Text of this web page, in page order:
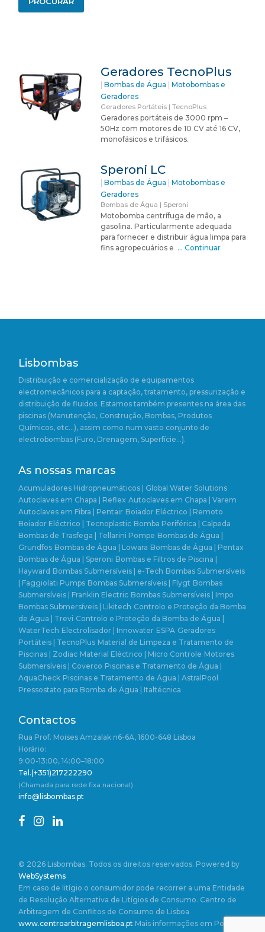
Geradores TecnoPlus
| Bombas de Água | Motobombas e
Geradores
Geradores Portáteis | TecnoPlus
Geradores portáteis de 3000 rpm –
50Hz com motores de 10 CV até 16 CV,
monofásicos e trifásicos.
Speroni LC
| Bombas de Água | Motobombas e
Geradores
Bombas de Água | Speroni
Motobomba centrífuga de mão, a
gasolina. Particularmente adequada
para fornecer e distribuir água limpa para
fins agropecuários e … Continuar
Lisbombas
Distribuição e comercialização de equipamentos
electromecânicos para a captação, tratamento, pressurização e
distribuição de fluidos. Estamos também presentes na área das
piscinas (Manutenção, Construção, Bombas, Produtos
Químicos, etc…), assim como num vasto conjunto de
electrobombas (Furo, Drenagem, Superfície…).
As nossas marcas
Acumuladores Hidropneumáticos | Global Water Solutions
Autoclaves em Chapa | Reflex Autoclaves em Chapa | Varem
Autoclaves em Fibra | Pentair Boiador Eléctrico | Remoto
Boiador Eléctrico | Tecnoplastic Bomba Periférica | Calpeda
Bombas de Trasfega | Tellarini Pompe Bombas de Água |
Grundfos Bombas de Água | Lowara Bombas de Água | Pentax
Bombas de Água | Speroni Bombas e Filtros de Piscina |
Hayward Bombas Submersíveis | e-Tech Bombas Submersíveis
| Faggiolati Pumps Bombas Submersíveis | Flygt Bombas
Submersíveis | Franklin Electric Bombas Submersíveis | Impo
Bombas Submersíveis | Likitech Controlo e Proteção da Bomba
de Água | Trevi Controlo e Proteção da Bomba de Água |
WaterTech Electrolisador | Innowater ESPA Geradores
Portáteis | TecnoPlus Material de Limpeza e Tratamento de
Piscinas | Zodiac Material Eléctrico | Micro Controle Motores
Submersíveis | Coverco Piscinas e Tratamento de Água |
AquaCheck Piscinas e Tratamento de Água | AstralPool
Pressostato para Bomba de Água | Italtécnica
Contactos
Rua Prof. Moises Amzalak n6-6A, 1600-648 Lisboa
Horário:
9:00-13:00, 14:00–18:00
Tel.(+351)217222290
(Chamada para rede fixa nacional)
info@lisbombas.pt
© 2026 Lisbombas. Todos os direitos reservados. Powered by
WebSystems
Em caso de litígio o consumidor pode recorrer a uma Entidade
de Resolução Alternativa de Litígios de Consumo. Centro de
Arbitragem de Conflitos de Consumo de Lisboa
www.centroarbitragemlisboa.pt Mais informações em Portal